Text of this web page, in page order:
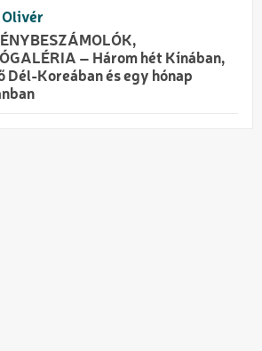
Olivér
– Három hét Kínában,
Dél-Koreában és egy hónap